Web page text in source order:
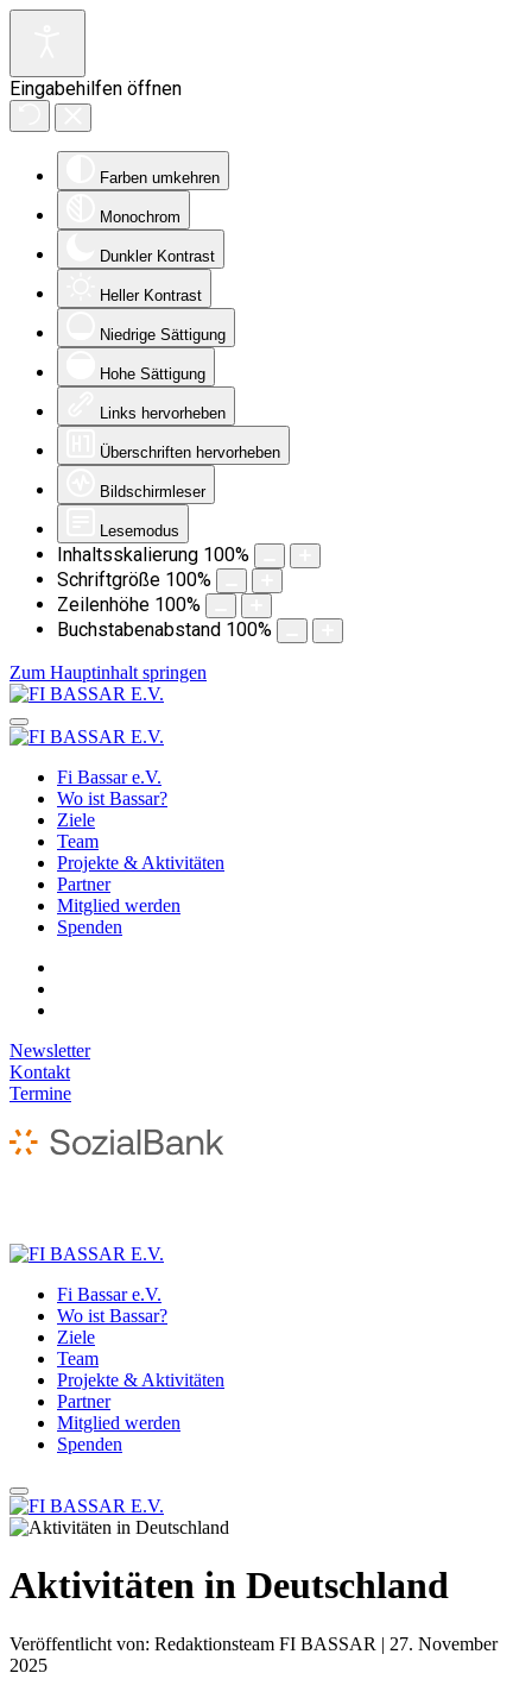
Eingabehilfen öffnen
Farben umkehren
Monochrom
Dunkler Kontrast
Heller Kontrast
Niedrige Sättigung
Hohe Sättigung
Links hervorheben
Überschriften hervorheben
Bildschirmleser
Lesemodus
Inhaltsskalierung 100%
Schriftgröße 100%
Zeilenhöhe 100%
Buchstabenabstand 100%
Zum Hauptinhalt springen
Fi Bassar e.V.
Wo ist Bassar?
Ziele
Team
Projekte & Aktivitäten
Partner
Mitglied werden
Spenden
Newsletter
Kontakt
Termine
Fi Bassar e.V.
Wo ist Bassar?
Ziele
Team
Projekte & Aktivitäten
Partner
Mitglied werden
Spenden
Aktivitäten in Deutschland
Veröffentlicht von: Redaktionsteam FI BASSAR | 27. November
2025